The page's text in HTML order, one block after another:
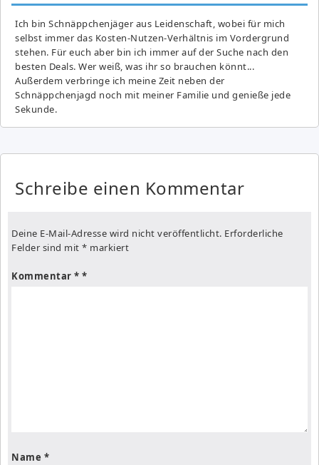
Ich bin Schnäppchenjäger aus Leidenschaft, wobei für mich
selbst immer das Kosten-Nutzen-Verhältnis im Vordergrund
stehen. Für euch aber bin ich immer auf der Suche nach den
besten Deals. Wer weiß, was ihr so brauchen könnt...
Außerdem verbringe ich meine Zeit neben der
Schnäppchenjagd noch mit meiner Familie und genieße jede
Sekunde.
Schreibe einen Kommentar
Deine E-Mail-Adresse wird nicht veröffentlicht. Erforderliche
Felder sind mit * markiert
Kommentar *
Name *